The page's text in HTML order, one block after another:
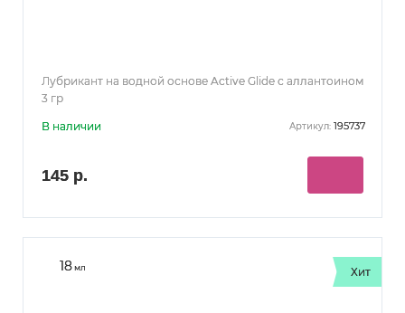
Лубрикант на водной основе Active Glide с аллантоином
3 гр
В наличии Артикул: 195737
145 р.
18мл Хит